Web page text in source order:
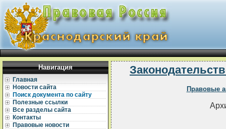
Навигация
Главная
Новости сайта
Поиск документа по сайту
Полезные ссылки
Все разделы сайта
Контакты
Правовые новости
Правовые